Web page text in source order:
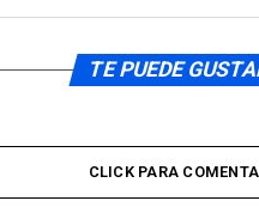
TE PUEDE
CLICK PARA